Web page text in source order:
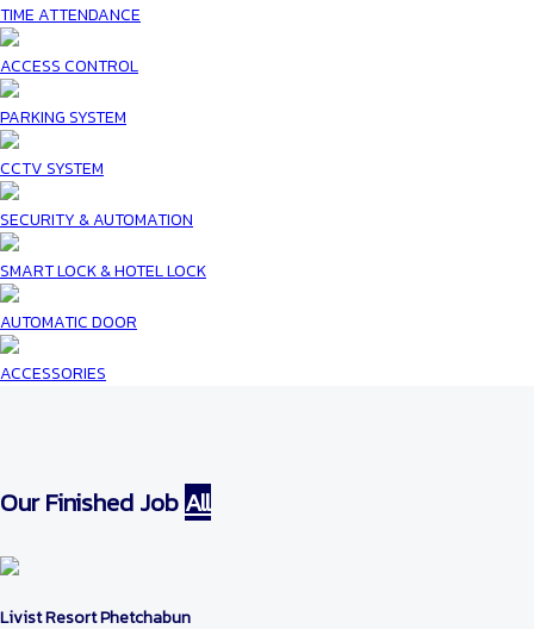
TIME ATTENDANCE
ACCESS CONTROL
PARKING SYSTEM
CCTV SYSTEM
SECURITY & AUTOMATION
SMART LOCK & HOTEL LOCK
AUTOMATIC DOOR
ACCESSORIES
Our Finished JobAll
Livist Resort Phetchabun